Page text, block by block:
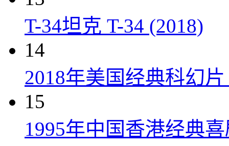
T-34坦克 T-34 (2018)
14
2018年美国经典科幻
15
1995年中国香港经典